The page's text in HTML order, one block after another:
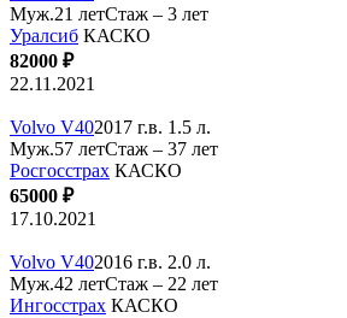
Муж.21 летСтаж – 3 лет
Уралсиб КАСКО
82000 ₽
22.11.2021
Volvo V402017 г.в. 1.5 л.
Муж.57 летСтаж – 37 лет
Росгосстрах КАСКО
65000 ₽
17.10.2021
Volvo V402016 г.в. 2.0 л.
Муж.42 летСтаж – 22 лет
Ингосстрах КАСКО